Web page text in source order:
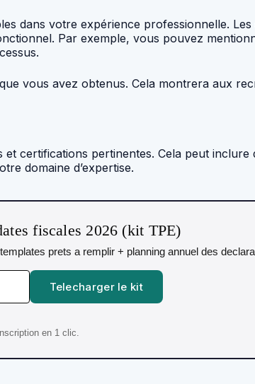
dans votre expérience professionnelle.
Par exemple, vous pouvez
vous avez obtenus. Cela montrera aux
certifications pertinentes. Cela peut inclure
domaine d’expertise.
fiscales 2026 (kit TPE)
prets a remplir + planning annuel des
Telecharger le kit
en 1 clic.